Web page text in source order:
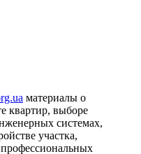
материалы о
квартир, выборе
системах,
участка,